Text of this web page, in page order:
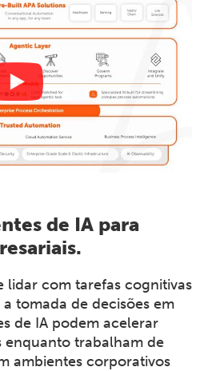
de IA para
lidar com tarefas cognitivas
tomada de decisões em
de IA podem acelerar
enquanto trabalham de
ambientes corporativos